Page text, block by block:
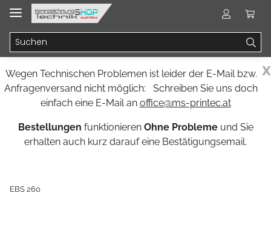
x
Wegen Technischen Problemen ist leider der E-Mail bzw.
Anfragenversand nicht möglich: Schreiben Sie uns doch
einfach eine E-Mail an office@ms-printec.at
Bestellungen funktionieren Ohne Problemeund Sie
erhalten auch kurz darauf eine Bestätigungsemail.
EBS 260